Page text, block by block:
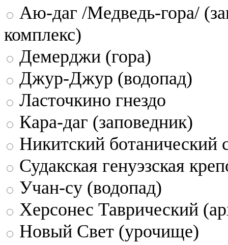
Аю-даг /Медведь-гора/
комплекс)
Демерджи (гора)
Джур-Джур (водопад)
Ласточкино гнездо
Кара-даг (заповедник)
Никитский ботанический
Судакская генуэзская
Учан-су (водопад)
Херсонес Таврический
Новый Свет (урочище)